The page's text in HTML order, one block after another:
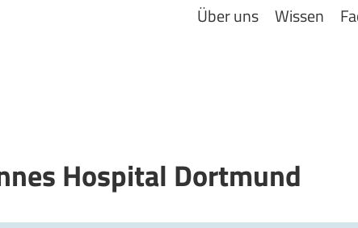
Über uns Wissen
Hospital Dortmund